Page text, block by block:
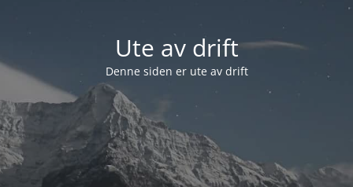
Ute av drift
Denne siden er ute av drift